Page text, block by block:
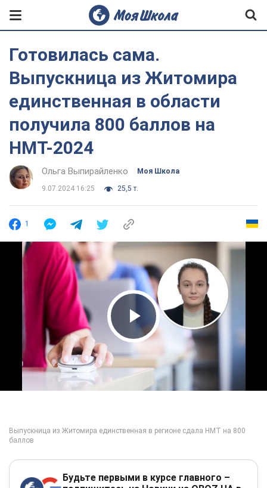
Готовилась сама.
Выпускница из Житомира
единственная в области
получила 800 баллов на
НМТ-2024
Ольга Выпирайленко Моя Школа
9.07.2024 16:25 25,5 т.
1
Play Video
Будьте первыми в курсе главного –